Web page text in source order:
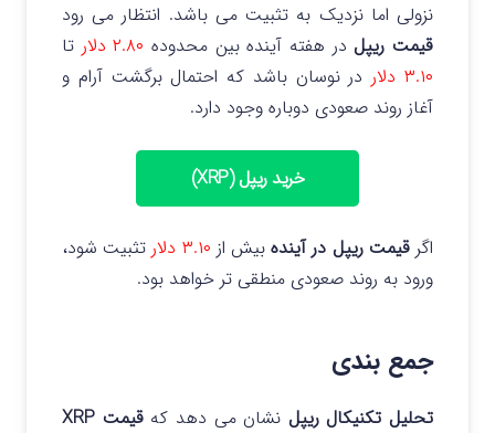
نزولی اما نزدیک به تثبیت می باشد. انتظار می‌ رود
قیمت ریپل در هفته آینده بین محدوده ۲.۸۰ دلار
تا
۳.۱۰ دلار
در نوسان باشد که احتمال برگشت آرام و
آغاز روند صعودی دوباره وجود دارد.
خرید ریپل (XRP)
اگرقیمت ریپل در آیندهبیش از ۳.۱۰ دلار
تثبیت شود،
ورود به روند صعودی منطقی‌ تر خواهد بود.
جمع‌ بندی
تحلیل تکنیکال ریپل نشان می‌ دهد کهقیمت XRP